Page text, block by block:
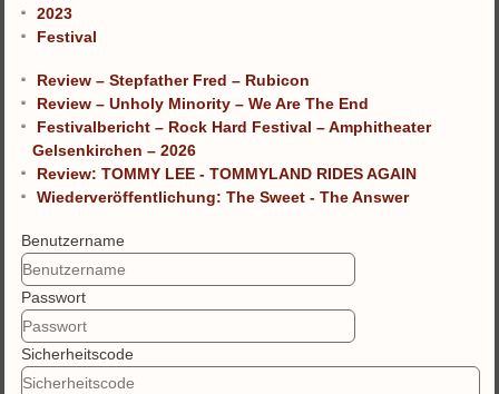
2023
Festival
Review – Stepfather Fred – Rubicon
Review – Unholy Minority – We Are The End
Festivalbericht – Rock Hard Festival – Amphitheater
Gelsenkirchen – 2026
Review: TOMMY LEE - TOMMYLAND RIDES AGAIN
Wiederveröffentlichung: The Sweet - The Answer
Benutzername
Passwort
Sicherheitscode